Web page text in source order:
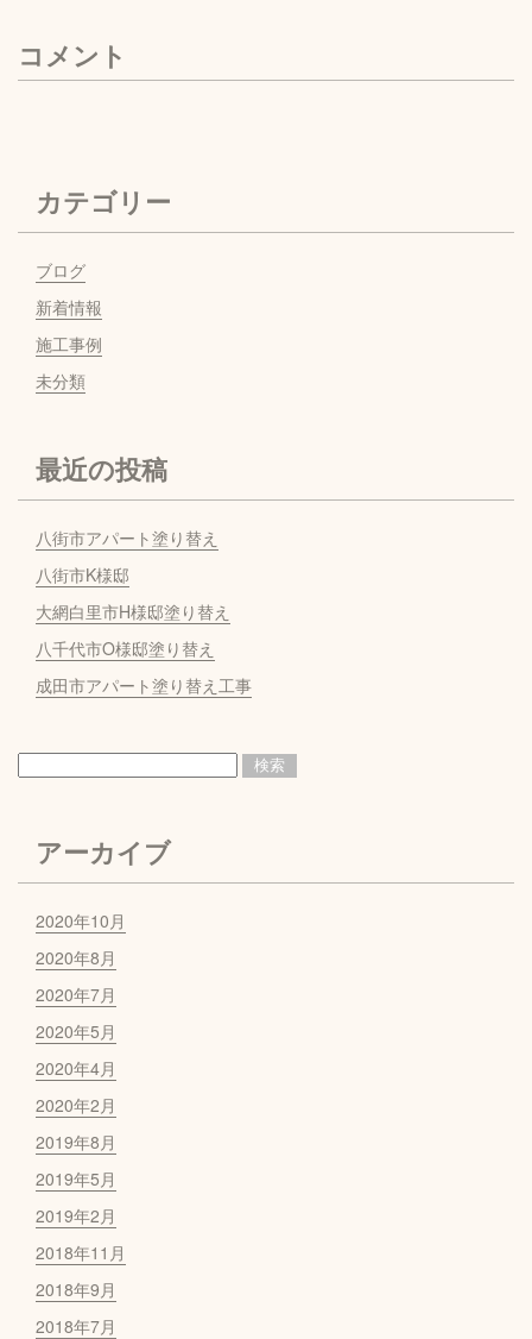
コメント
カテゴリー
ブログ
新着情報
施工事例
未分類
最近の投稿
八街市アパート塗り替え
八街市K様邸
大網白里市H様邸塗り替え
八千代市O様邸塗り替え
成田市アパート塗り替え工事
アーカイブ
2020年10月
2020年8月
2020年7月
2020年5月
2020年4月
2020年2月
2019年8月
2019年5月
2019年2月
2018年11月
2018年9月
2018年7月